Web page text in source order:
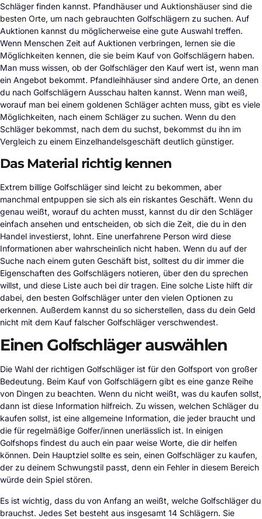
Schläger finden kannst. Pfandhäuser und Auktionshäuser sind die
besten Orte, um nach gebrauchten Golfschlägern zu suchen. Auf
Auktionen kannst du möglicherweise eine gute Auswahl treffen.
Wenn Menschen Zeit auf Auktionen verbringen, lernen sie die
Möglichkeiten kennen, die sie beim Kauf von Golfschlägern haben.
Man muss wissen, ob der Golfschläger den Kauf wert ist, wenn man
ein Angebot bekommt. Pfandleihhäuser sind andere Orte, an denen
du nach Golfschlägern Ausschau halten kannst. Wenn man weiß,
worauf man bei einem goldenen Schläger achten muss, gibt es viele
Möglichkeiten, nach einem Schläger zu suchen. Wenn du den
Schläger bekommst, nach dem du suchst, bekommst du ihn im
Vergleich zu einem Einzelhandelsgeschäft deutlich günstiger.
Das Material richtig kennen
Extrem billige Golfschläger sind leicht zu bekommen, aber
manchmal entpuppen sie sich als ein riskantes Geschäft. Wenn du
genau weißt, worauf du achten musst, kannst du dir den Schläger
einfach ansehen und entscheiden, ob sich die Zeit, die du in den
Handel investierst, lohnt. Eine unerfahrene Person wird diese
Informationen aber wahrscheinlich nicht haben. Wenn du auf der
Suche nach einem guten Geschäft bist, solltest du dir immer die
Eigenschaften des Golfschlägers notieren, über den du sprechen
willst, und diese Liste auch bei dir tragen. Eine solche Liste hilft dir
dabei, den besten Golfschläger unter den vielen Optionen zu
erkennen. Außerdem kannst du so sicherstellen, dass du dein Geld
nicht mit dem Kauf falscher Golfschläger verschwendest.
Einen Golfschläger auswählen
Die Wahl der richtigen Golfschläger ist für den Golfsport von großer
Bedeutung. Beim Kauf von Golfschlägern gibt es eine ganze Reihe
von Dingen zu beachten. Wenn du nicht weißt, was du kaufen sollst,
dann ist diese Information hilfreich. Zu wissen, welchen Schläger du
kaufen sollst, ist eine allgemeine Information, die jeder braucht und
die für regelmäßige Golfer/innen unerlässlich ist. In einigen
Golfshops findest du auch ein paar weise Worte, die dir helfen
können. Dein Hauptziel sollte es sein, einen Golfschläger zu kaufen,
der zu deinem Schwungstil passt, denn ein Fehler in diesem Bereich
würde dein Spiel stören.
Es ist wichtig, dass du von Anfang an weißt, welche Golfschläger du
brauchst. Jedes Set besteht aus insgesamt 14 Schlägern. Sie